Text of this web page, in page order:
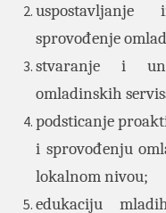
sprovođenje
stvaranje i
omladinskih
podsticanje
i sprovođenju
lokalnom nivou;
edukaciju